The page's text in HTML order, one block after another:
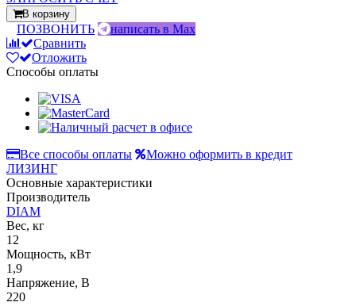
В корзину
ПОЗВОНИТЬ
написать в Max
Сравнить
Отложить
Способы оплаты
Все способы оплаты
Можно оформить в кредит
ЛИЗИНГ
Основные характеристики
Производитель
DIAM
Вес, кг
12
Мощность, кВт
1,9
Напряжение, В
220